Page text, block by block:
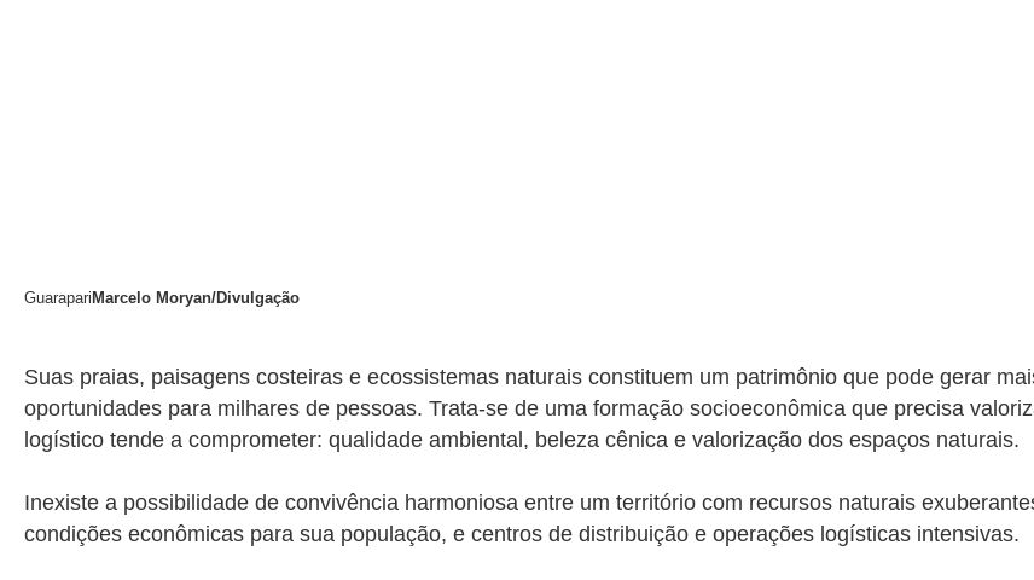
Guarapari Marcelo Moryan/Divulgação
Suas praias, paisagens costeiras e ecossistemas naturais constituem um patrimônio que pode gerar
oportunidades para milhares de pessoas. Trata-se de uma formação socioeconômica que precisa
logístico tende a comprometer: qualidade ambiental, beleza cênica e valorização dos espaços naturais.
Inexiste a possibilidade de convivência harmoniosa entre um território com recursos naturais
condições econômicas para sua população, e centros de distribuição e operações logísticas intensivas.